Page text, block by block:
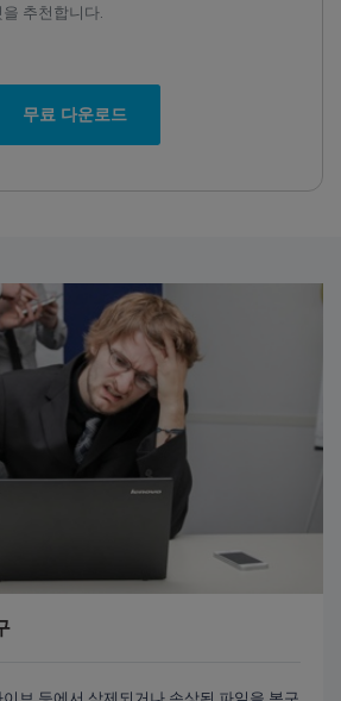
추천합니다.
무료 다운로드
브 등에서 삭제되거나 손상된 파일을 복구